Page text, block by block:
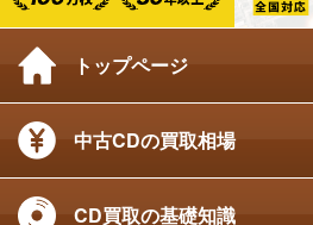
トップページ
中古CDの買取相場
CD買取の基礎知識